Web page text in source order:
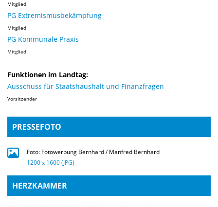
Mitglied
PG Extremismusbekämpfung
Mitglied
PG Kommunale Praxis
Mitglied
Funktionen im Landtag:
Ausschuss für Staatshaushalt und Finanzfragen
Vorsitzender
PRESSEFOTO
Foto: Fotowerbung Bernhard / Manfred Bernhard
1200 x 1600 (JPG)
HERZKAMMER